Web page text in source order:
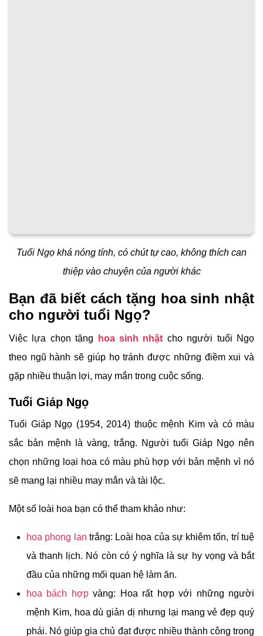
Tuổi Ngọ khá nóng tính, có chút tự cao, không thích can
thiệp vào chuyện của người khác
Bạn đã biết cách tặng hoa sinh nhật
cho người tuổi Ngọ?
Việc lựa chọn tặng hoa sinh nhật cho người tuổi Ngọ
theo ngũ hành sẽ giúp họ tránh được những điềm xui và
gặp nhiều thuận lợi, may mắn trong cuộc sống.
Tuổi Giáp Ngọ
Tuổi Giáp Ngọ (1954, 2014) thuộc mệnh Kim và có màu
sắc bản mệnh là vàng, trắng. Người tuổi Giáp Ngọ nên
chọn những loại hoa có màu phù hợp với bản mệnh vì nó
sẽ mang lại nhiều may mắn và tài lộc.
Một số loài hoa bạn có thể tham khảo như:
hoa phong lan trắng: Loài hoa của sự khiêm tốn, trí tuệ
và thanh lịch. Nó còn có ý nghĩa là sự hy vọng và bắt
đầu của những mối quan hệ làm ăn.
hoa bách hợpvàng: Hoa rất hợp với những người
mệnh Kim, hoa dù giản dị nhưng lại mang vẻ đẹp quý
phái. Nó giúp gia chủ đạt được nhiều thành công trong